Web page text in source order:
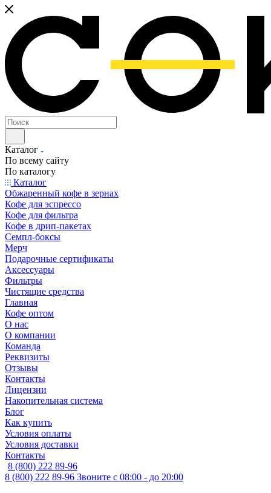
Каталог
По всему сайту
По каталогу
Каталог
Обжаренный кофе в зернах
Кофе для эспрессо
Кофе для фильтра
Кофе в дрип-пакетах
Семпл-боксы
Мерч
Подарочные сертификаты
Аксессуары
Фильтры
Чистящие средства
Главная
Кофе оптом
О нас
О компании
Команда
Реквизиты
Отзывы
Контакты
Лицензии
Накопительная система
Блог
Как купить
Условия оплаты
Условия доставки
Контакты
8 (800) 222 89-96
8 (800) 222 89-96 Звоните с 08:00 - до 20:00